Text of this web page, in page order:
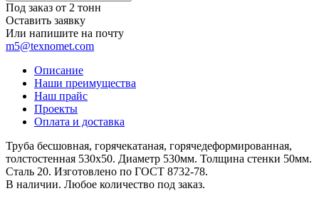
Под заказ от 2 тонн
Оставить заявку
Или напишите на почту
m5@texnomet.com
Описание
Наши преимущества
Наш прайс
Проекты
Оплата и доставка
Труба бесшовная, горячекатаная, горячедеформированная,
толстостенная 530х50. Диаметр 530мм. Толщина стенки 50мм.
Сталь 20. Изготовлено по ГОСТ 8732-78.
В наличии. Любое количество под заказ.